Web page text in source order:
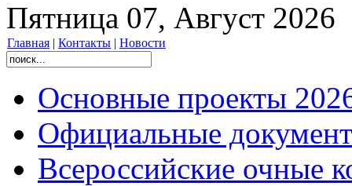
Пятница 07, Август 2026
Главная | Контакты | Новости
Основные проекты
Официальные
Всероссийские очные